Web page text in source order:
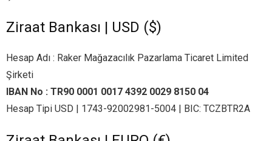
Ziraat Bankası | USD ($)
Hesap Adı : Raker Mağazacılık Pazarlama Ticaret Limited
Şirketi
IBAN No : TR90 0001 0017 4392 0029 8150 04
Hesap Tipi USD | 1743-92002981-5004 | BIC: TCZBTR2A